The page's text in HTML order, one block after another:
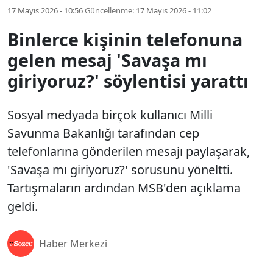
17 Mayıs 2026 - 10:56Güncellenme: 17 Mayıs 2026 - 11:02
Binlerce kişinin telefonuna
gelen mesaj 'Savaşa mı
giriyoruz?' söylentisi yarattı
Sosyal medyada birçok kullanıcı Milli
Savunma Bakanlığı tarafından cep
telefonlarına gönderilen mesajı paylaşarak,
'Savaşa mı giriyoruz?' sorusunu yöneltti.
Tartışmaların ardından MSB'den açıklama
geldi.
Haber Merkezi